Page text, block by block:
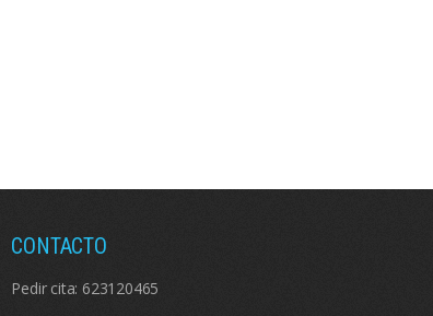
CONTACTO
Pedir cita: 623120465